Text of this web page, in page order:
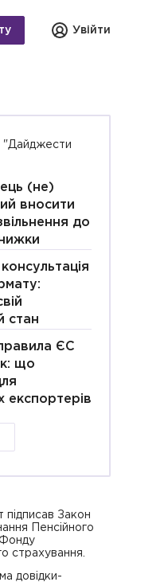
Увійти
"Дайджести
(не)
вносити
до
стан
ЄС
що
експортерів
підписав Закон
Пенсійного
страхування.
довідки-